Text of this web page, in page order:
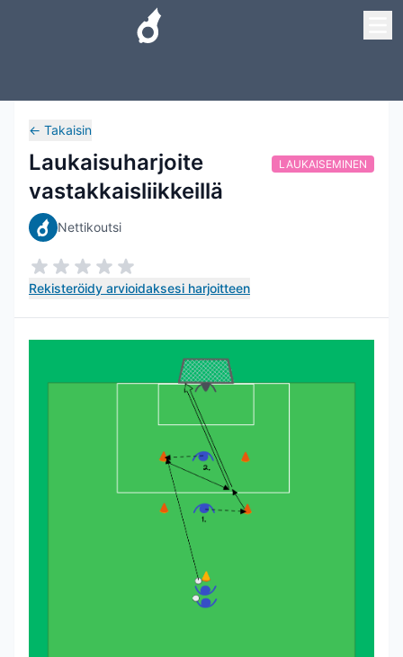
← Takaisin
Laukaisuharjoite
vastakkaisliikkeillä
Nettikoutsi
Rekisteröidy arvioidaksesi harjoitteen
LAUKAISEMINEN